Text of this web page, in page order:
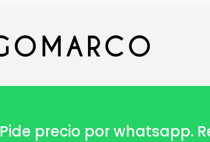
Pide precio por whatsapp.